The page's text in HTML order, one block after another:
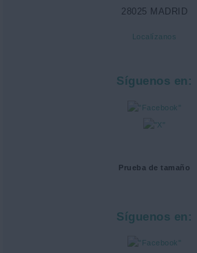
28025 MADRID
Localízanos
Síguenos en:
Prueba de tamaño
Síguenos en: